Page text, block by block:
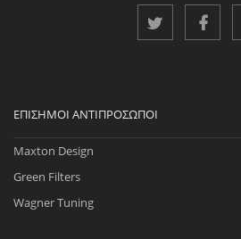
ΕΠΊΣΗΜΟΙ ΑΝΤΙΠΡΌΣΩΠΟΙ
Maxton Design
Green Filters
Wagner Tuning